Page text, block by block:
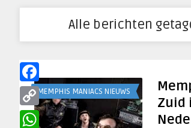
Alle berichten
MEMPHIS MANIACS NIEUWS
Zuid
Facebook
Copy